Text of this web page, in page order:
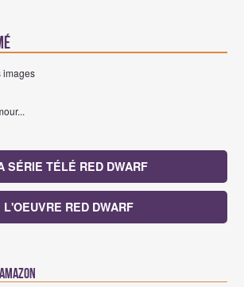
images
SÉRIE TÉLÉ RED DWARF
RED DWARF